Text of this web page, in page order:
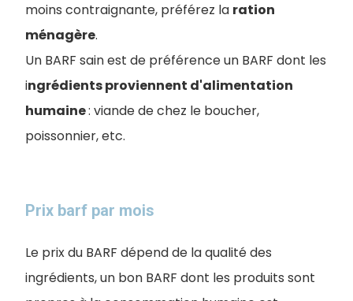
moins contraignante, préférez la ration
ménagère.
Un BARF sain est de préférence un BARF dont les
ingrédients proviennent d'alimentation
humaine: viande de chez le boucher,
poissonnier, etc.
Prix barf par mois
Le prix du BARF dépend de la qualité des
ingrédients, un bon BARF dont les produits sont